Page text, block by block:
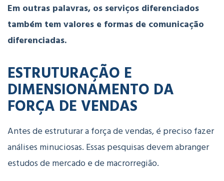
Em outras palavras, os serviços diferenciados
também tem valores e formas de comunicação
diferenciadas.
ESTRUTURAÇÃO E
DIMENSIONAMENTO DA
FORÇA DE VENDAS
Antes de estruturar a força de vendas, é preciso fazer
análises minuciosas. Essas pesquisas devem abranger
estudos de mercado e de macrorregião.